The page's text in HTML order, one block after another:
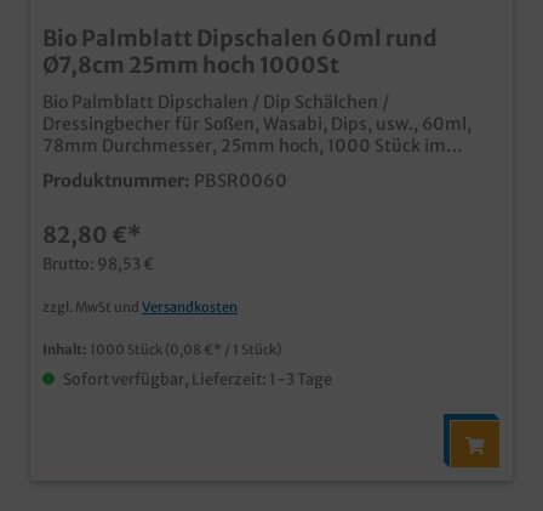
Bio Palmblatt Dipschalen 60ml rund
Ø7,8cm 25mm hoch 1000St
Bio Palmblatt Dipschalen / Dip Schälchen /
Dressingbecher für Soßen, Wasabi, Dips, usw., 60ml,
78mm Durchmesser, 25mm hoch, 1000 Stück im
Karton qualitative und stylische Einwegschale extra
klein für Soßen, Dips, Wasabi und Dressings aus
dekorative Blattmaserung biologisch abbaubar
(DIN13432) fett- und feuchtigkeitsresistent
individuelle Prägung oder Form möglich
Produktnummer: PBSR0060
82,80 €*
Brutto: 98,53 €
zzgl. MwSt und Versandkosten
Inhalt: 1000 Stück (0,08 €* / 1 Stück)
Sofort verfügbar, Lieferzeit: 1-3 Tage